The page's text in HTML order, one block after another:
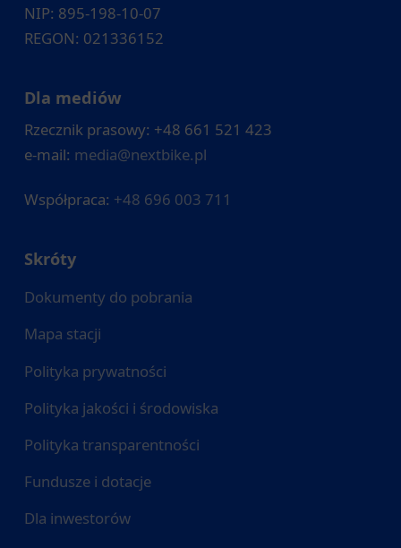
NIP: 895-198-10-07
REGON: 021336152
Dla mediów
Rzecznik prasowy: +48 661 521 423
e-mail: media@nextbike.pl
Współpraca: +48 696 003 711
Skróty
Dokumenty do pobrania
Mapa stacji
Polityka prywatności
Polityka jakości i środowiska
Polityka transparentności
Fundusze i dotacje
Dla inwestorów